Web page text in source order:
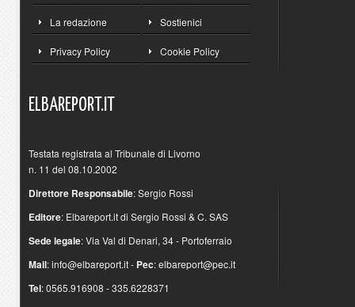
La redazione Sostienici
Privacy Policy Cookie Policy
ELBAREPORT.IT
Testata registrata al Tribunale di Livorno
n. 11 del 08.10.2002
Direttore Responsabile: Sergio Rossi
Editore: Elbareport.it di Sergio Rossi & C. SAS
Sede legale: Via Val di Denari, 34 - Portoferraio
Mail:info@elbareport.it- Pec:elbareport@pec.it
Tel: 0565.916908 - 335.6228371